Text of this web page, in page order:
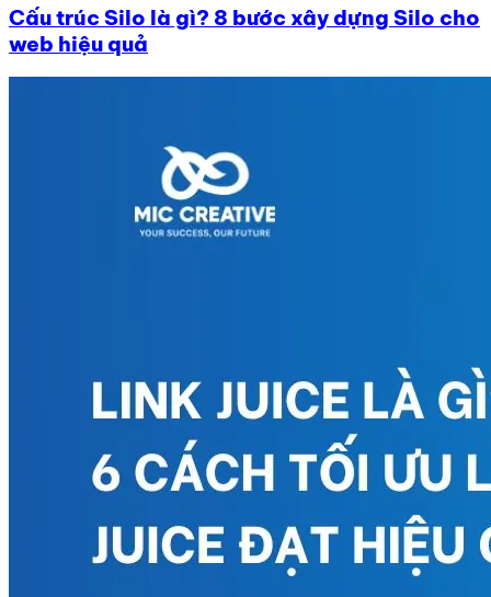
Cấu trúc Silo là gì? 8 bước xây dựng Silo cho
web hiệu quả